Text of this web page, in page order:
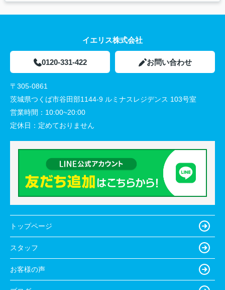
イエリス株式会社
0120-331-422 お問い合わせ
〒305-0861
茨城県つくば市谷田部1144-9 ルミナスレジデンス 103号室
営業時間： 10:00~20:00
定休日： 定めておりません
トップページ
スタッフ
お客様の声